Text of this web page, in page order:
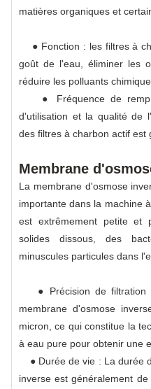
matières organiques et
● Fonction : les filtres à
goût de l'eau, éliminer les
réduire les polluants
● Fréquence de
d'utilisation et la qualité de
des filtres à charbon actif est
Membrane
La membrane d'osmose
importante dans la machine
est extrêmement petite et
solides dissous, des
minuscules particules dans
● Précision de filtration :
membrane d'osmose
micron, ce qui constitue la
à eau pure pour obtenir une
● Durée de vie : La durée
inverse est généralement